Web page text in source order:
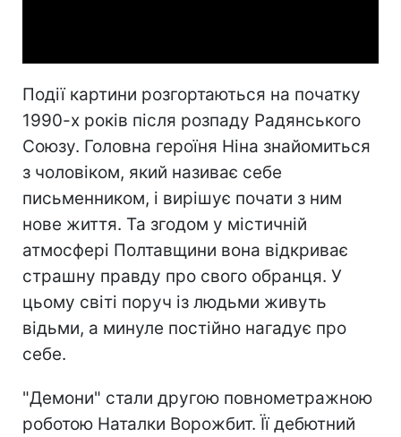
Події картини розгортаються на початку
1990-х років після розпаду Радянського
Союзу. Головна героїня Ніна знайомиться
з чоловіком, який називає себе
письменником, і вирішує почати з ним
нове життя. Та згодом у містичній
атмосфері Полтавщини вона відкриває
страшну правду про свого обранця. У
цьому світі поруч із людьми живуть
відьми, а минуле постійно нагадує про
себе.
"Демони" стали другою повнометражною
роботою Наталки Ворожбит. Її дебютний